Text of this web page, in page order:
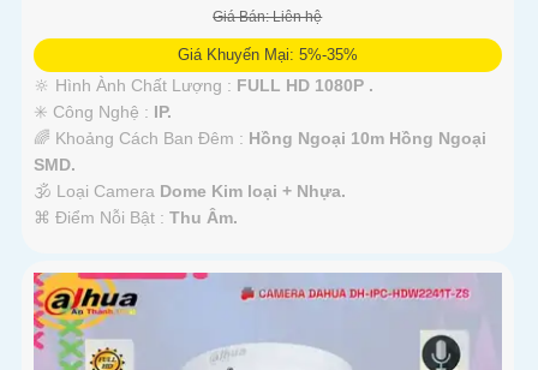
Giá Bán: Liên hệ
Giá Khuyến Mại: 5%-35%
🔆 Hình Ành Chất Lượng : FULL HD 1080P .
✳️ Công Nghệ : IP.
🌈 Khoảng Cách Ban Đêm : Hồng Ngoại 10m Hồng Ngoại
SMD.
🕉️ Loại Camera Dome Kim loại + Nhựa.
️⌘ Điểm Nỗi Bật : Thu Âm.